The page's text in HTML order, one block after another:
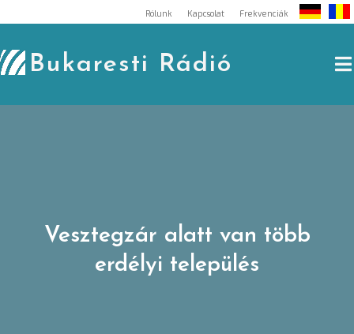
to
content
Rólunk Kapcsolat Frekvenciák
Bukaresti Rádió
Vesztegzár alatt van több
erdélyi település